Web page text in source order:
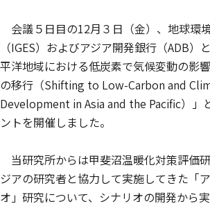
会議５日目の12月３日（金）、地球環
（IGES）およびアジア開発銀行（ADB）
平洋地域における低炭素で気候変動の影
の移行（Shifting to Low-Carbon and
Development in Asia and the Pacific）」
ントを開催しました。
当研究所からは甲斐沼温暖化対策評価
ジアの研究者と協力して実施してきた「
オ」研究について、シナリオの開発から